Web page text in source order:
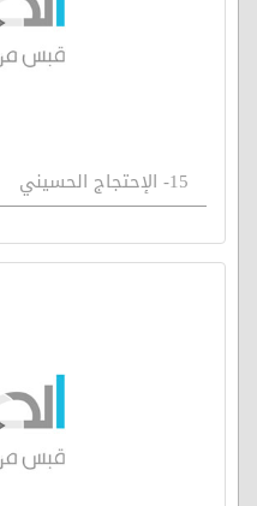
15- الإحتجاج الحسيني